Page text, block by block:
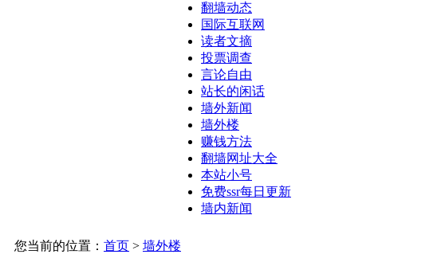
翻墙动态
国际互联网
读者文摘
投票调查
言论自由
站长的闲话
墙外新闻
墙外楼
赚钱方法
翻墙网址大全
本站小号
免费ssr每日更新
墙内新闻
您当前的位置： 首页 > 墙外楼